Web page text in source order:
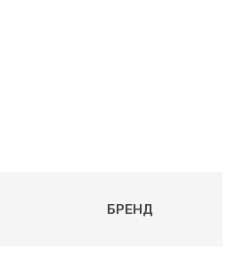
БРЕНД